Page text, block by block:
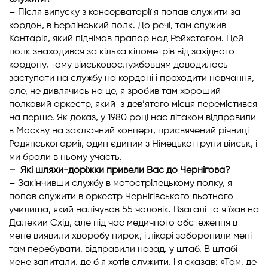
– Після випуску з консерваторії я попав служити за
кордон, в Берлінський полк. До речі, там служив
Кантарія, який піднімав прапор над Рейхстагом. Цей
полк знаходився за кілька кілометрів від західного
кордону, тому військовослужбовцям доводилось
заступати на службу на кордоні і проходити навчання,
але, не дивлячись на це, я зробив там хороший
полковий оркестр, який з дев’ятого місця перемістився
на перше. Як доказ, у 1980 році нас літаком відправили
в Москву на заключний концерт, присвячений річниці
Радянської армії, один єдиний з Німецької групи військ, і
ми брали в ньому участь.
– Які шляхи-доріжки привели Вас до Чернігова?
– Закінчивши службу в мотострілецькому полку, я
попав служити в оркестр Чернігівського льотного
училища, який налічував 55 чоловік. Взагалі то я їхав на
Далекий Схід, але під час медичного обстеження в
мене виявили хворобу нирок, і лікарі заборонили мені
там перебувати, відправили назад. у штаб. В штабі
мене запитали, де б я хотів служити, і я сказав: «Там, де